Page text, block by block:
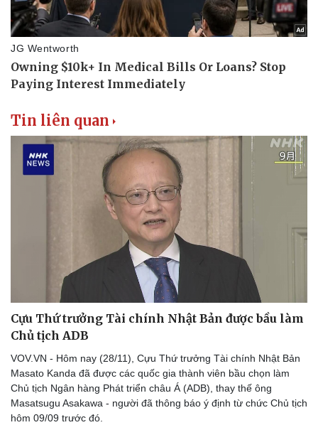
Thể thao
Bóng đá
Ô tô - Xe máy
Ô tô
Tin liên quan
Cựu Thứ trưởng Tài chính Nhật Bản được bầu làm
Chủ tịch ADB
VOV.VN - Hôm nay (28/11), Cựu Thứ trưởng Tài chính Nhật Bản
Masato Kanda đã được các quốc gia thành viên bầu chọn làm
Chủ tịch Ngân hàng Phát triển châu Á (ADB), thay thế ông
Masatsugu Asakawa - người đã thông báo ý định từ chức Chủ tịch
hôm 09/09 trước đó.